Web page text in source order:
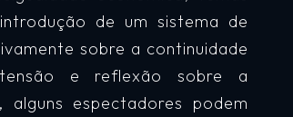
de um sistema de
sobre a continuidade
e reflexão sobre a
espectadores podem